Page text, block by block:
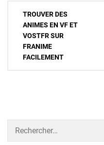
Navigation
l’article
TROUVER DES
ANIMES EN VF ET
VOSTFR SUR
FRANIME
FACILEMENT